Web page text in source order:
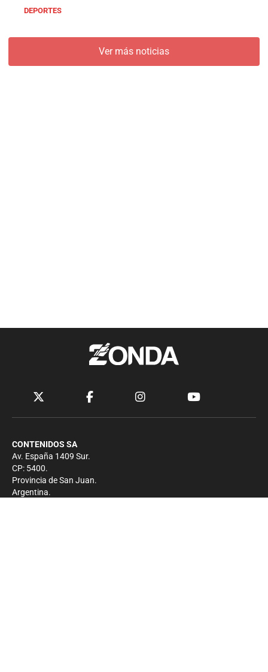
DEPORTES
Ver más noticias
CONTENIDOS SA
Av. España 1409 Sur.
CP: 5400.
Provincia de San Juan.
Argentina.